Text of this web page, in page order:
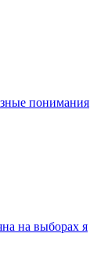
понимания
на выборах я